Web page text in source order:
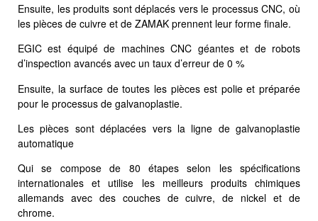
Ensuite, les produits sont déplacés vers le processus CNC, où
les pièces de cuivre et de ZAMAK prennent leur forme finale.
EGIC est équipé de machines CNC géantes et de robots
d’inspection avancés avec un taux d’erreur de 0 %
Ensuite, la surface de toutes les pièces est polie et préparée
pour le processus de galvanoplastie.
Les pièces sont déplacées vers la ligne de galvanoplastie
automatique
Qui se compose de 80 étapes selon les spécifications
internationales et utilise les meilleurs produits chimiques
allemands avec des couches de cuivre, de nickel et de
chrome.